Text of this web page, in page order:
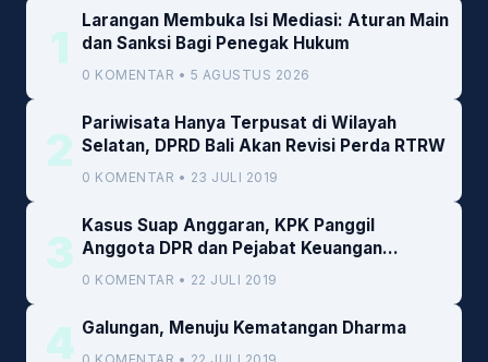
1
Larangan Membuka Isi Mediasi: Aturan Main
dan Sanksi Bagi Penegak Hukum
0 KOMENTAR • 5 AGUSTUS 2026
2
Pariwisata Hanya Terpusat di Wilayah
Selatan, DPRD Bali Akan Revisi Perda RTRW
0 KOMENTAR • 23 JULI 2019
3
Kasus Suap Anggaran, KPK Panggil
Anggota DPR dan Pejabat Keuangan
Kemenkeu
0 KOMENTAR • 22 JULI 2019
4 Galungan, Menuju Kematangan Dharma